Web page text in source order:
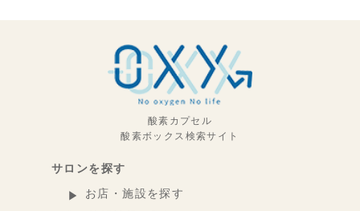
酸素カプセル
酸素ボックス検索サイト
サロンを探す
お店・施設を探す